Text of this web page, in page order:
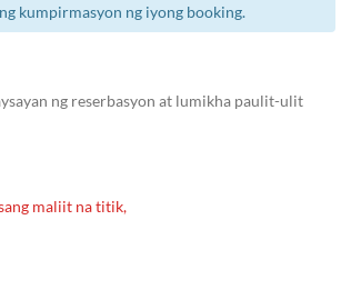
kumpirmasyon ng iyong booking.
ng reserbasyon at lumikha paulit-ulit
maliit na titik,